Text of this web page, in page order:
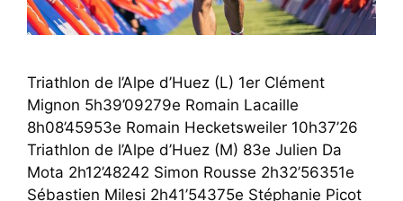
Triathlon de l’Alpe d’Huez (L) 1er Clément
Mignon 5h39’09279e Romain Lacaille
8h08’45953e Romain Hecketsweiler 10h37’26
Triathlon de l’Alpe d’Huez (M) 83e Julien Da
Mota 2h12’48242 Simon Rousse 2h32’56351e
Sébastien Milesi 2h41’54375e Stéphanie Picot